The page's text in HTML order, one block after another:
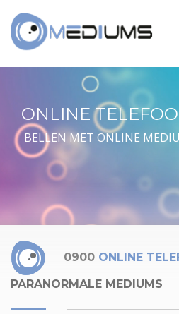
ONLINE
BELLEN MET ONLINE
0900 ONLINE
PARANORMALE MEDIUMS